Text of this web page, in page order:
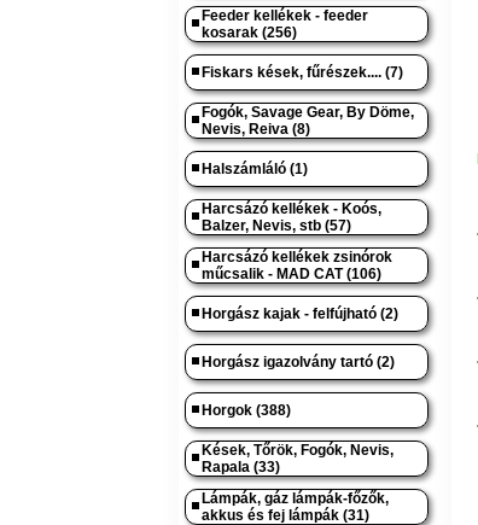
Feeder kellékek - feeder
kosarak (256)
Fiskars kések, fűrészek.... (7)
Fogók, Savage Gear, By Döme,
Nevis, Reiva (8)
Halszámláló (1)
Harcsázó kellékek - Koós,
Balzer, Nevis, stb (57)
Harcsázó kellékek zsinórok
műcsalik - MAD CAT (106)
Horgász kajak - felfújható (2)
Horgász igazolvány tartó (2)
Horgok (388)
Kések, Tőrök, Fogók, Nevis,
Rapala (33)
Lámpák, gáz lámpák-főzők,
akkus és fej lámpák (31)